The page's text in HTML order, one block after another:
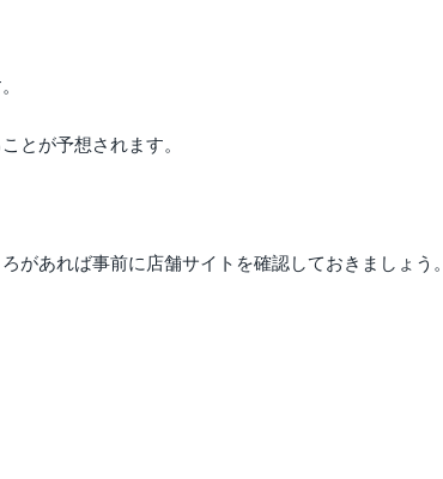
とが予想されます。
があれば事前に店舗サイトを確認しておきましょう。